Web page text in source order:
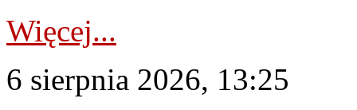
Więcej...
6 sierpnia 2026, 13:25